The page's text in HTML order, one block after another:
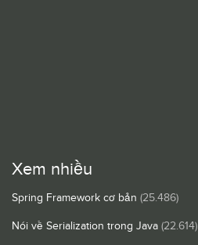
Xem nhiều
Spring Framework cơ bản (25.486)
Nói về Serialization trong Java (22.614)